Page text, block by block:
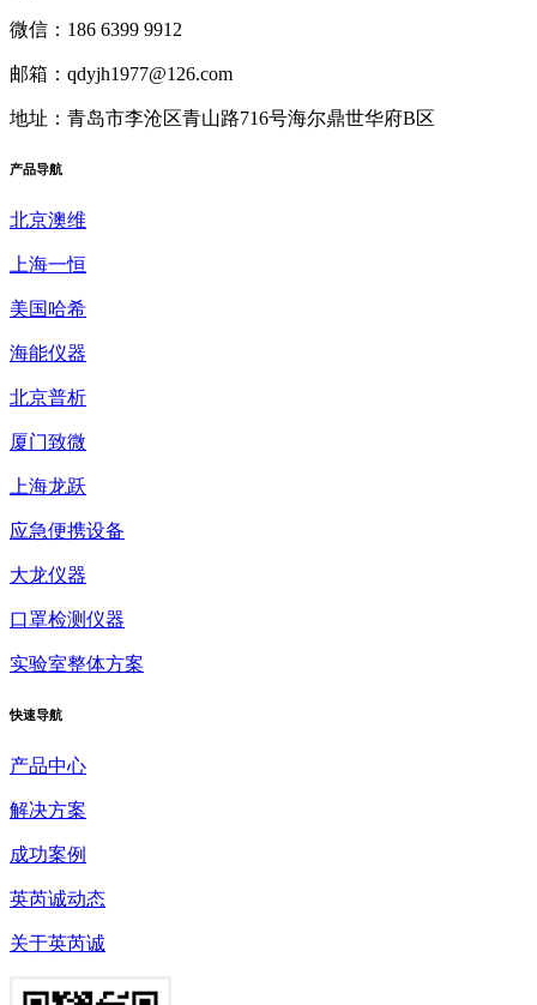
微信：186 6399 9912
邮箱：qdyjh1977@126.com
地址：青岛市李沧区青山路716号海尔鼎世华府B区
产品导航
北京澳维
上海一恒
美国哈希
海能仪器
北京普析
厦门致微
上海龙跃
应急便携设备
大龙仪器
口罩检测仪器
实验室整体方案
快速导航
产品中心
解决方案
成功案例
英芮诚动态
关于英芮诚